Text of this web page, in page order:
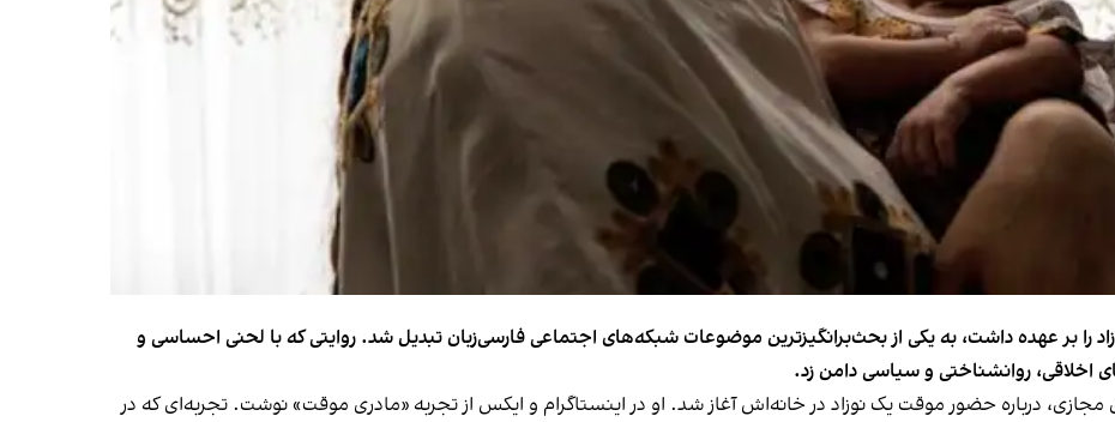
را بر عهده داشت، به یکی از بحث‌برانگیزترین موضوعات شبکه‌های اجتماعی فارسی‌زبان تبدیل شد. روایتی که با لحنی احساسی و
اخلاقی، روانشناختی و سیاسی دامن زد.
مجازی، درباره حضور موقت یک نوزاد در خانه‌اش آغاز شد. او در اینستاگرام و ایکس از تجربه «مادری موقت» نوشت. تجربه‌ای که در